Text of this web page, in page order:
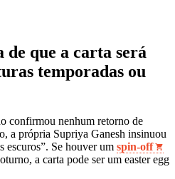
de que a carta será
temporadas ou
confirmou nenhum retorno de
a própria Supriya Ganesh insinuou
escuros”. Se houver um spin‑off
a carta pode ser um easter egg